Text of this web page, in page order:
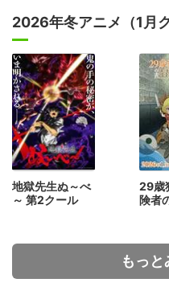
2026年冬アニメ（1月
地獄先生ぬ～べ
～ 第2クール
29歳
険者
もっと